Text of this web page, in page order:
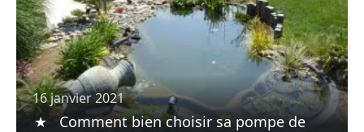
16 janvier 2021
Comment bien choisir sa pompe de